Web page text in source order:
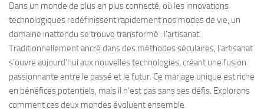
Dans un monde de plus en plus connecté, où les innovations
technologiques redéfinissent rapidement nos modes de vie, un
domaine inattendu se trouve transformé : l’artisanat.
Traditionnellement ancré dans des méthodes séculaires, l’artisanat
s’ouvre aujourd’hui aux nouvelles technologies, créant une fusion
passionnante entre le passé et le futur. Ce mariage unique est riche
en bénéfices potentiels, mais il n’est pas sans ses défis. Explorons
comment ces deux mondes évoluent ensemble.